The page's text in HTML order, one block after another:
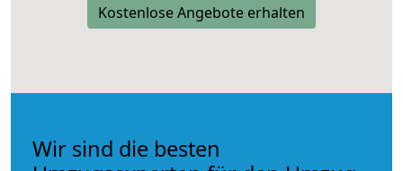
Kostenlose Angebote erhalten
Wir sind die besten